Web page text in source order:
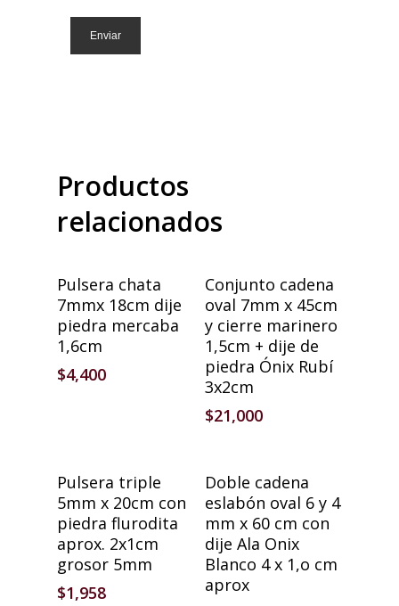
Productos
relacionados
Añadir Al Carrito
Pulsera chata
7mmx 18cm dije
piedra mercaba
1,6cm
$4,400
Añadir Al Carrito
Conjunto cadena
oval 7mm x 45cm
y cierre marinero
1,5cm + dije de
piedra Ónix Rubí
3x2cm
$21,000
Añadir Al Carrito
Pulsera triple
5mm x 20cm con
piedra flurodita
aprox. 2x1cm
grosor 5mm
$1,958
Añadir Al Carrito
Doble cadena
eslabón oval 6 y 4
mm x 60 cm con
dije Ala Onix
Blanco 4 x 1,o cm
aprox